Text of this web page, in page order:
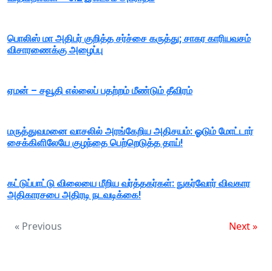
பொலிஸ் மா அதிபர் குறித்த சர்ச்சை கருத்து; சாகர காரியவசம்
விசாரணைக்கு அழைப்பு
ஏமன் – சவூதி எல்லைப் பதற்றம் மீண்டும் தீவிரம்
மருத்துவமனை வாசலில் அரங்கேறிய அதிசயம்: ஓடும் மோட்டார்
சைக்கிளிலேயே குழந்தை பெற்றெடுத்த தாய்!
கட்டுப்பாட்டு விலையை மீறிய வர்த்தகர்கள்: நுகர்வோர் விவகார
அதிகாரசபை அதிரடி நடவடிக்கை!
« Previous Next »